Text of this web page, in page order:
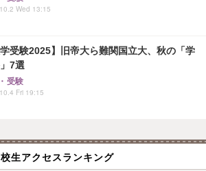
Wed 13:15
学受験2025】旧帝大ら難関国立大、秋の「学
7選
受験
Fri 19:15
生アクセスランキング